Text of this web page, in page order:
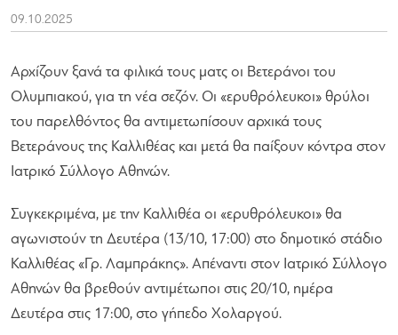
09.10.2025
Αρχίζουν ξανά τα φιλικά τους ματς οι Βετεράνοι του
Ολυμπιακού, για τη νέα σεζόν. Οι «ερυθρόλευκοι» θρύλοι
του παρελθόντος θα αντιμετωπίσουν αρχικά τους
Βετεράνους της Καλλιθέας και μετά θα παίξουν κόντρα στον
Ιατρικό Σύλλογο Αθηνών.
Συγκεκριμένα, με την Καλλιθέα οι «ερυθρόλευκοι» θα
αγωνιστούν τη Δευτέρα (13/10, 17:00) στο δημοτικό στάδιο
Καλλιθέας «Γρ. Λαμπράκης». Απέναντι στον Ιατρικό Σύλλογο
Αθηνών θα βρεθούν αντιμέτωποι στις 20/10, ημέρα
Δευτέρα στις 17:00, στο γήπεδο Χολαργού.